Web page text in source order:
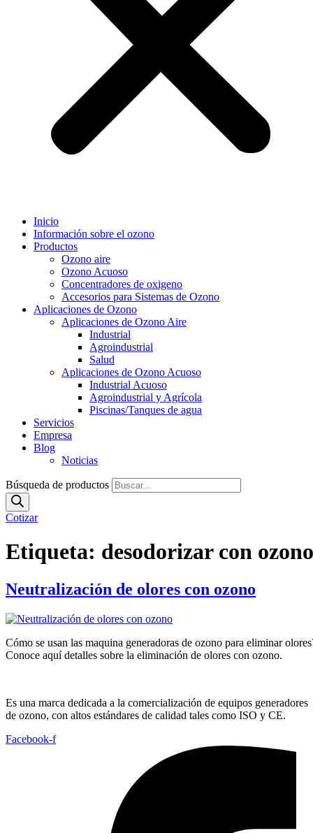
Inicio
Información sobre el ozono
Productos
Ozono aire
Ozono Acuoso
Concentradores de oxigeno
Accesorios para Sistemas de Ozono
Aplicaciones de Ozono
Aplicaciones de Ozono Aire
Industrial
Agroindustrial
Salud
Aplicaciones de Ozono Acuoso
Industrial Acuoso
Agroindustrial y Agrícola
Piscinas/Tanques de agua
Servicios
Empresa
Blog
Noticias
Búsqueda de productos
Cotizar
Etiqueta: desodorizar con ozono
Neutralización de olores con ozono
Cómo se usan las maquina generadoras de ozono para eliminar
Conoce aquí detalles sobre la eliminación de olores con ozono.
Es una marca dedicada a la comercialización de equipos generadores
de ozono, con altos estándares de calidad tales como ISO y CE.
Facebook-f